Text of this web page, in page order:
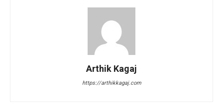
Arthik Kagaj
https://arthikkagaj.com